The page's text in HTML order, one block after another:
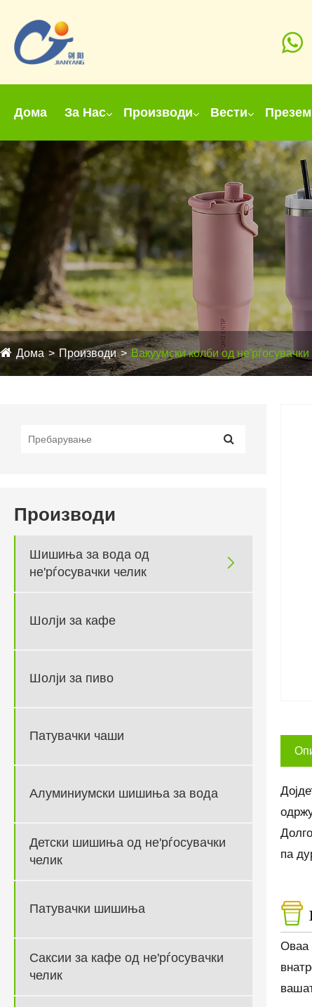
Дома За Нас Производи Вести
Дома Производи Вакуумски колби од не'рѓосувачки
Производи
Шишиња за вода од
не'рѓосувачки челик

Шолји за кафе
Шолји за пиво
Патувачки чаши
Алуминиумски шишиња за вода
Детски шишиња од не'рѓосувачки
челик
Патувачки шишиња
Саксии за кафе од не'рѓосувачки
челик
па
Оваа